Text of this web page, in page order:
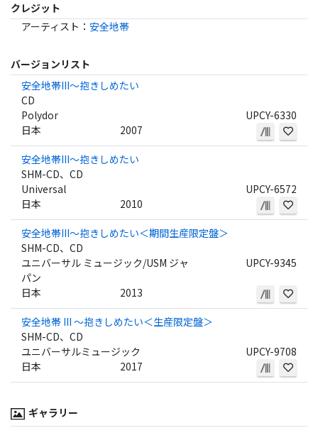
クレジット
アーティスト ： 安全地帯
バージョンリスト
安全地帯III～抱きしめたい
CD
Polydor
UPCY-6330
日本
2007
安全地帯III～抱きしめたい
SHM-CD、CD
Universal
UPCY-6572
日本
2010
安全地帯III～抱きしめたい＜期間生産限定盤＞
SHM-CD、CD
ユニバーサル ミュージック/USM ジャ
パン
UPCY-9345
日本 2013
安全地帯 III ～抱きしめたい＜生産限定盤＞
SHM-CD、CD
ユニバーサルミュージック
UPCY-9708
日本
2017
ギャラリー